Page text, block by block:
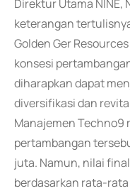
Direktur Utama NINE,
keterangan
Golden Ger
konsesi
diharapkan dapat
diversifikasi dan
Manajemen Techno9
pertambangan
juta. Namun, nilai
berdasarkan rata-